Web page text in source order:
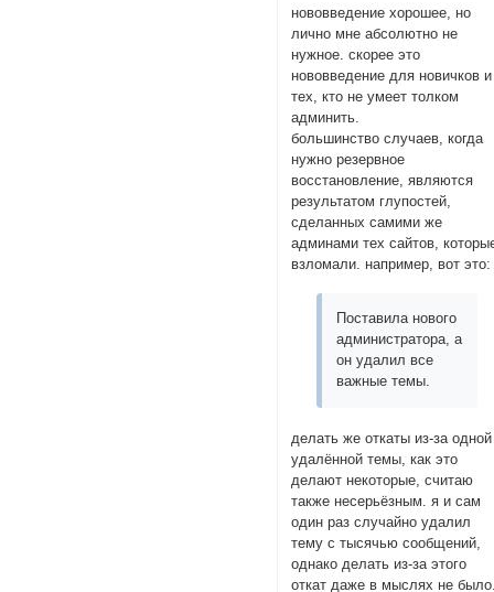
нововведение хорошее, но
лично мне абсолютно не
нужное. скорее это
нововведение для новичков и
тех, кто не умеет толком
админить.
большинство случаев, когда
нужно резервное
восстановление, являются
результатом глупостей,
сделанных самими же
админами тех сайтов,
взломали. например, вот это:
Поставила нового
администратора, а
он удалил все
важные темы.
делать же откаты из-за одной
удалённой темы, как это
делают некоторые, считаю
также несерьёзным. я и сам
один раз случайно удалил
тему с тысячью сообщений,
однако делать из-за этого
откат даже в мыслях не